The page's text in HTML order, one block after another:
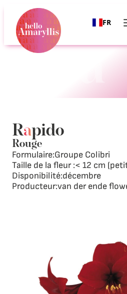
FR
Rapido
Rouge
Formulaire:Groupe Colibri
Taille de la fleur :< 12 cm
Disponibilité:décembre
Producteur:van der ende